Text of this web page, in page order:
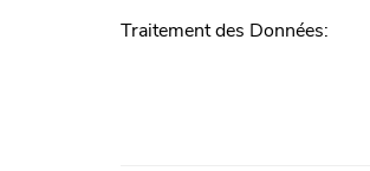
Traitement des Données: